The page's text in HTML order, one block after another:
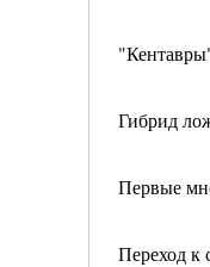
Гибрид
Первые
Переход к